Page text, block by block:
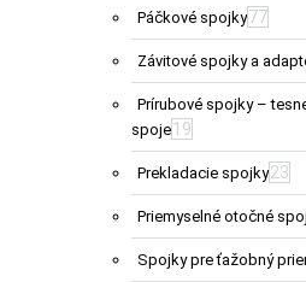
Páčkové spojky77
Závitové spojky a
Prírubové spojky –
spoje 19
Prekladacie spojky23
Priemyselné otočné
Spojky pre ťažobný